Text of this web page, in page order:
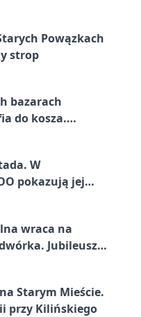
Powązkach
strop
bazarach
do kosza.
W
pokazują jej
wraca na
Jubileusz
Starym Mieście.
przy Kilińskiego